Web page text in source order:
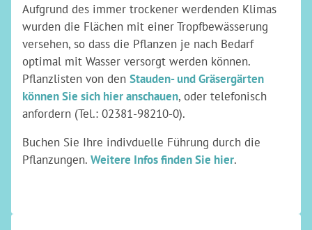
Aufgrund des immer trockener werdenden Klimas
wurden die Flächen mit einer Tropfbewässerung
versehen, so dass die Pflanzen je nach Bedarf
optimal mit Wasser versorgt werden können.
Pflanzlisten von den Stauden- und Gräsergärten
können Sie sich hier anschauen, oder telefonisch
anfordern (Tel.: 02381-98210-0).
Buchen Sie Ihre indivduelle Führung durch die
Pflanzungen. Weitere Infos finden Sie hier.